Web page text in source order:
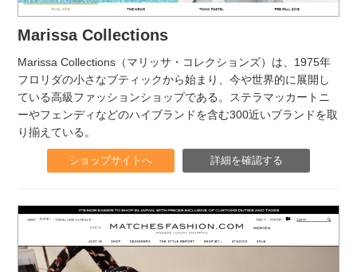
Marissa Collections
Marissa Collections（マリッサ・コレクションズ）は、1975年
フロリダの小さなブティックから始まり、今や世界的に展開し
ている高級ファッションショップである。ステラマッカートニ
ーやフェンディなどのハイブランドを含む300近いブランドを取
り揃えている。
ショップサイトへ 詳細を確認する